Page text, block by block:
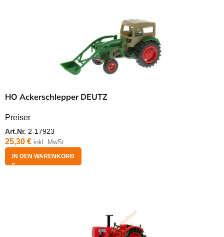
HO Ackerschlepper DEUTZ
Preiser
Art.Nr. 2-17923
25,30 € inkl. MwSt.
IN DEN WARENKORB